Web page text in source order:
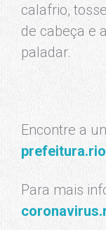
calafrio,
de cabeça e
paladar.
Encontre a
Para mais